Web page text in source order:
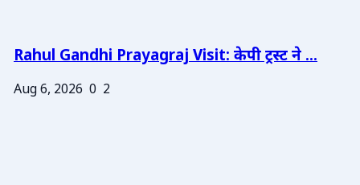
Rahul Gandhi Prayagraj Visit: केपी ट्रस्ट ने ...
Aug 6, 2026 0 2